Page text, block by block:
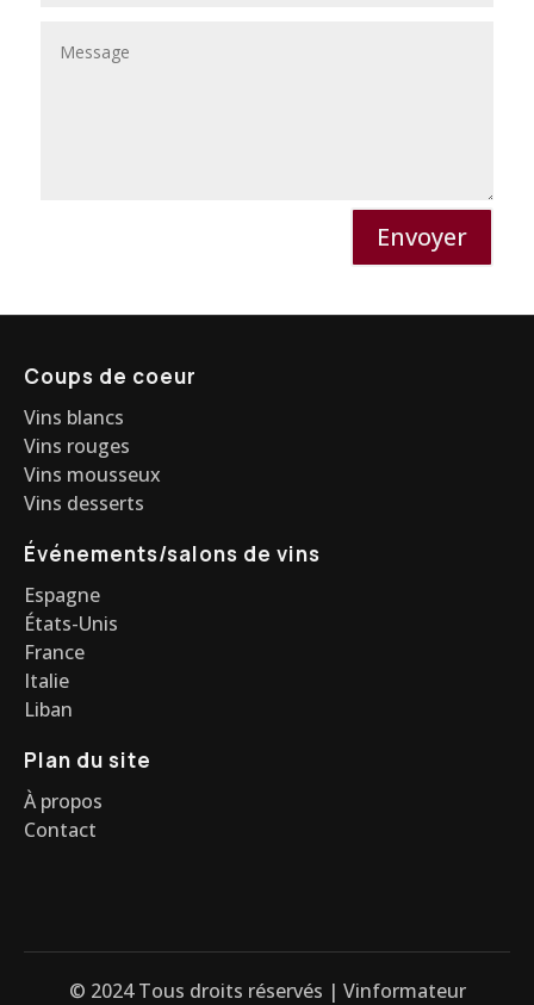
Envoyer
Coups de coeur
Vins blancs
Vins rouges
Vins mousseux
Vins desserts
Événements/salons de vins
Espagne
États-Unis
France
Italie
Liban
Plan du site
À propos
Contact
© 2024 Tous droits réservés | Vinformateur